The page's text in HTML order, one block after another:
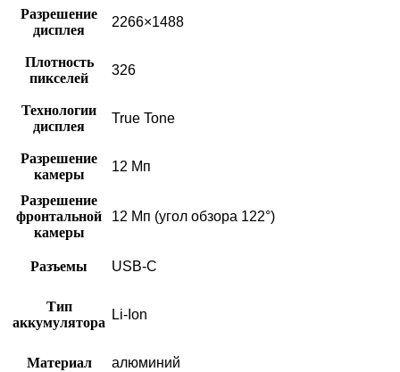
Разрешение
дисплея
2266×1488
Плотность
пикселей
326
Технологии
дисплея
True Tone
Разрешение
камеры
12 Мп
Разрешение
фронтальной
камеры
12 Мп (угол обзора 122°)
Разъемы USB‑C
Тип
аккумулятора
Li-Ion
Материал алюминий